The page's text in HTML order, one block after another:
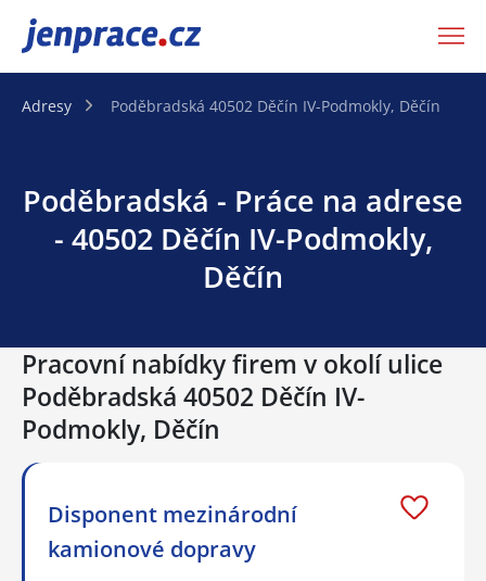
JenPráce.cz
Adresy Poděbradská 40502 Děčín IV-Podmokly, Děčín
Poděbradská - Práce na adrese
- 40502 Děčín IV-Podmokly,
Děčín
Pracovní nabídky firem v okolí ulice
Poděbradská 40502 Děčín IV-
Podmokly, Děčín
Disponent mezinárodní
kamionové dopravy